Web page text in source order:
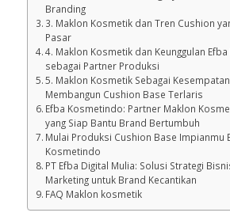
Branding
3. Maklon Kosmetik dan Tren Cushion
Pasar
4. Maklon Kosmetik dan Keunggulan
sebagai Partner Produksi
5. Maklon Kosmetik Sebagai
Membangun Cushion Base Terlaris
Efba Kosmetindo: Partner Maklon
yang Siap Bantu Brand Bertumbuh
Mulai Produksi Cushion Base Impianmu
Kosmetindo
PT Efba Digital Mulia: Solusi Strategi
Marketing untuk Brand Kecantikan
FAQ Maklon kosmetik